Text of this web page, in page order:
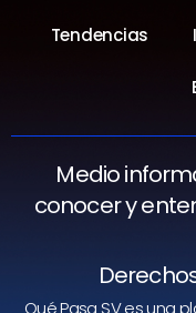
Tendencias
Medio
conocer y
Qué Pasa SV es una